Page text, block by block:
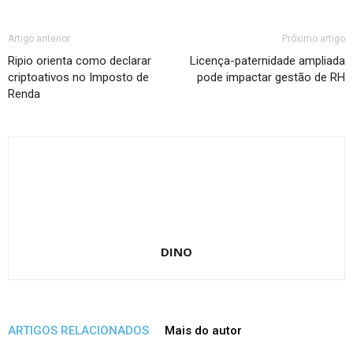
Artigo anterior
Ripio orienta como declarar
criptoativos no Imposto de
Renda
Próximo artigo
Licença-paternidade ampliada
pode impactar gestão de RH
DINO
ARTIGOS RELACIONADOS Mais do autor